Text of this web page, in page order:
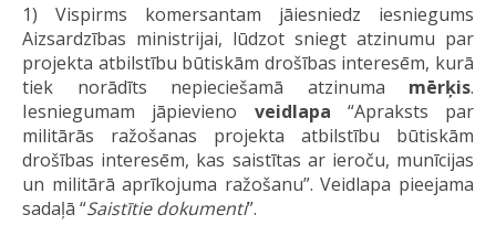
1) Vispirms komersantam jāiesniedz iesniegums
Aizsardzības ministrijai, lūdzot sniegt atzinumu par
projekta atbilstību būtiskām drošības interesēm, kurā
tiek norādīts nepieciešamā atzinuma mērķis.
Iesniegumam jāpievieno veidlapa “Apraksts par
militārās ražošanas projekta atbilstību būtiskām
drošības interesēm, kas saistītas ar ieroču, munīcijas
un militārā aprīkojuma ražošanu”. Veidlapa pieejama
sadaļā “Saistītie dokumenti”.